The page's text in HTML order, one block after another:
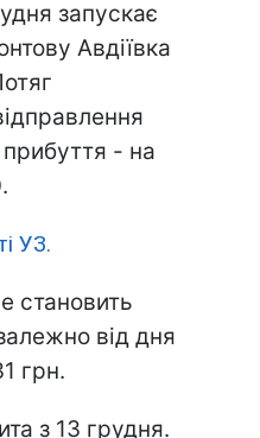
запускає
Авдіївка
- на
УЗ.
становить
від дня
грн.
з 13 грудня.